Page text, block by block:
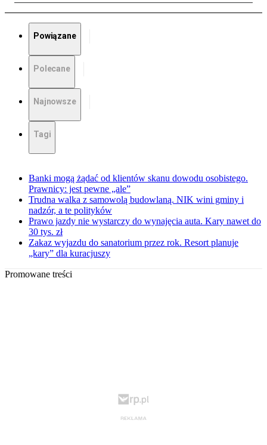
Powiązane
Polecane
Najnowsze
Tagi
Banki mogą żądać od klientów skanu dowodu osobistego.
Prawnicy: jest pewne „ale”
Trudna walka z samowolą budowlaną. NIK wini gminy i
nadzór, a te polityków
Prawo jazdy nie wystarczy do wynajęcia auta. Kary nawet do
30 tys. zł
Zakaz wyjazdu do sanatorium przez rok. Resort planuje
„kary” dla kuracjuszy
Promowane treści